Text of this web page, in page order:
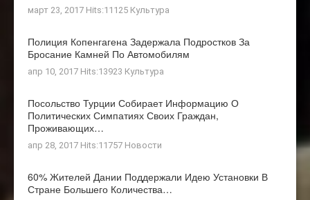
март 23, 2017 Hits:11125 Культура
Полиция Копенгагена Задержала Подростков За
Бросание Камней По Автомобилям
апр 10, 2017 Hits:13923 Культура
Посольство Турции Собирает Информацию О
Политических Симпатиях Своих Граждан,
Проживающих…
апр 28, 2017 Hits:11757 Новости
60% Жителей Дании Поддержали Идею Установки В
Стране Большего Количества…